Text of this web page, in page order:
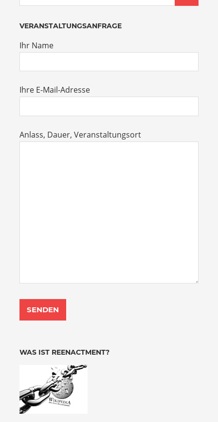
VERANSTALTUNGSANFRAGE
Ihr Name
Ihre E-Mail-Adresse
Anlass, Dauer, Veranstaltungsort
WAS IST REENACTMENT?